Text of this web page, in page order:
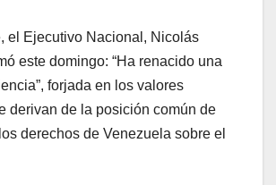
el Ejecutivo Nacional, Nicolás
este domingo: “Ha renacido una
forjada en los valores
derivan de la posición común de
derechos de Venezuela sobre el